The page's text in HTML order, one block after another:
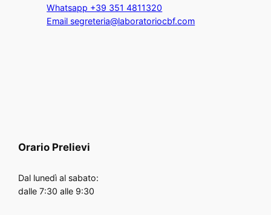
Whatsapp +39 351 4811320
Email segreteria@laboratoriocbf.com
Orario Prelievi
Dal lunedì al sabato:
dalle 7:30 alle 9:30